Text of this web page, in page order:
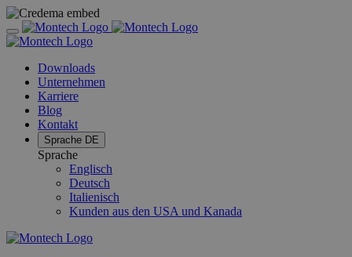
Downloads
Unternehmen
Karriere
Blog
Kontakt
Sprache DE
Sprache
Englisch
Deutsch
Italienisch
Kunden aus den USA und Kanada